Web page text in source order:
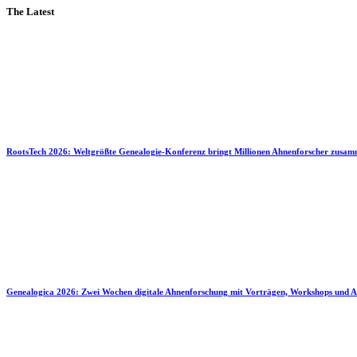
The Latest
RootsTech 2026: Weltgrößte Genealogie-Konferenz bringt Millionen Ahnenforscher
Genealogica 2026: Zwei Wochen digitale Ahnenforschung mit Vorträgen, Workshops und